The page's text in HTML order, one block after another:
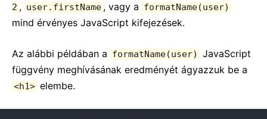
2 , user.firstName , vagy a formatName(user)
mind érvényes JavaScript kifejezések.
Az alábbi példában a formatName(user)
JavaScript
függvény meghívásának eredményét ágyazzuk be a
<h1> elembe.
6. Saját Horgok készítése
7. Horog API referencia
TESZTELÉS